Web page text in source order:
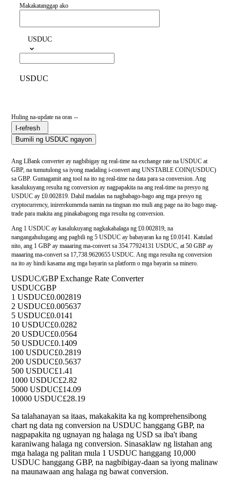
Makakatanggap ako
USDUC
USDUC
Huling na-update na oras --
I-refresh
Bumili ng USDUC ngayon
Ang LBank converter ay nagbibigay ng real-time na exchange rate na USDUC at
GBP, na tumutulong sa iyong madaling i-convert ang UNSTABLE COIN(USDUC)
sa GBP. Gumagamit ang tool na ito ng real-time na data para sa conversion. Ang
kasalukuyang resulta ng conversion ay nagpapakita na ang real-time na presyo ng
USDUC ay £0.002819. Dahil madalas na nagbabago-bago ang mga presyo ng
cryptocurrency, inirerekumenda namin na tingnan mo muli ang page na ito bago mag-
trade para makita ang pinakabagong mga resulta ng conversion.
Ang 1 USDUC ay kasalukuyang nagkakahalaga ng £0.002819, na
nangangahulugang ang pagbili ng 5 USDUC ay babayaran ka ng £0.0141. Katulad
nito, ang 1 GBP ay maaaring ma-convert sa 354.77924131 USDUC, at 50 GBP ay
maaaring ma-convert sa 17,738.9620655 USDUC. Ang mga resulta ng conversion
na ito ay hindi kasama ang mga bayarin sa platform o mga bayarin sa minero.
USDUC/GBP Exchange Rate Converter
USDUCGBP
1 USDUC£0.002819
2 USDUC£0.005637
5 USDUC£0.0141
10 USDUC£0.0282
20 USDUC£0.0564
50 USDUC£0.1409
100 USDUC£0.2819
200 USDUC£0.5637
500 USDUC£1.41
1000 USDUC£2.82
5000 USDUC£14.09
10000 USDUC£28.19
Sa talahanayan sa itaas, makakakita ka ng komprehensibong
chart ng data ng conversion na USDUC hanggang GBP, na
nagpapakita ng ugnayan ng halaga ng USD sa iba't ibang
karaniwang halaga ng conversion. Sinasaklaw ng listahan ang
mga halaga ng palitan mula 1 USDUC hanggang 10,000
USDUC hanggang GBP, na nagbibigay-daan sa iyong malinaw
na maunawaan ang halaga ng bawat conversion.